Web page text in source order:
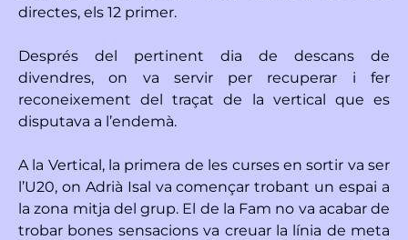
directes, els 12 primer.
Després del pertinent dia de descans de
divendres, on va servir per recuperar i fer
reconeixement del traçat de la vertical que es
disputava a l’endemà.
A la Vertical, la primera de les curses en sortir va ser
l’U20, on Adrià Isal va començar trobant un espai a
la zona mitja del grup. El de la Fam no va acabar de
trobar bones sensacions va creuar la línia de meta